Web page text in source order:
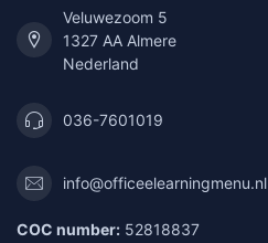
Veluwezoom 5
1327 AA Almere
Nederland
036-7601019
info@officeelearningmenu.nl
COC number: 52818837